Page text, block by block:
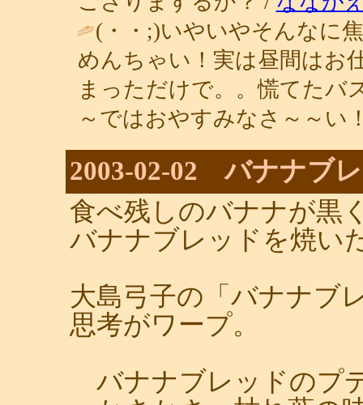
(・・;)いやいやそんなに
めんちゃい！実は昼間はお
まっただけで。。慌てたバ
～ではおやすみなさ～～い
2003-02-02 バナナブ
食べ残しのバナナが黒
バナナブレッドを焼い
大島弓子の「バナナブ
思考がワープ。
バナナブレッドのプ